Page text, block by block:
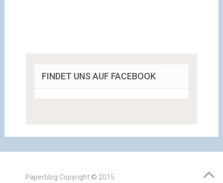
FINDET UNS AUF FACEBOOK
Paperblog Copyright © 2015.